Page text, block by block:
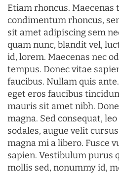
Etiam rhoncus. Maecenas
condimentum rhoncus,
sit amet adipiscing sem
quam nunc, blandit vel,
id, lorem. Maecenas nec
tempus. Donec vitae
faucibus. Nullam quis
eget eros faucibus
mauris sit amet nibh.
magna. Sed consequat,
sodales, augue velit
magna mi a libero. Fusce
sapien. Vestibulum purus
mollis sed, nonummy id,